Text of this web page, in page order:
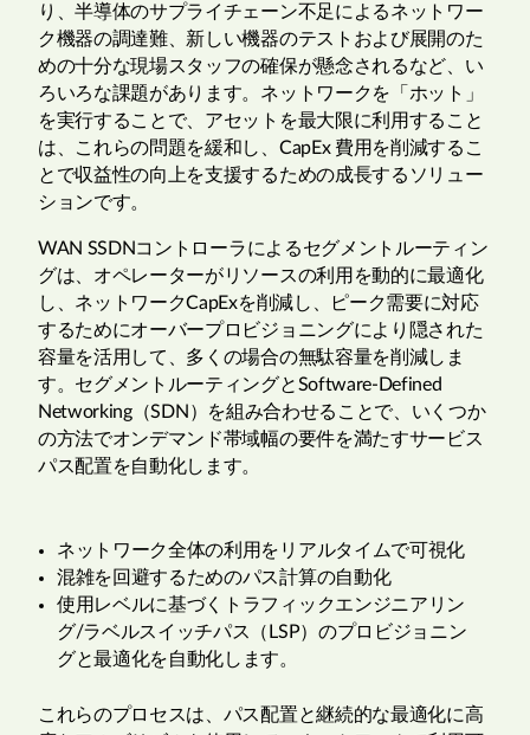
り、半導体のサプライチェーン不足によるネットワー
ク機器の調達難、新しい機器のテストおよび展開のた
めの十分な現場スタッフの確保が懸念されるなど、い
ろいろな課題があります。ネットワークを「ホット」
を実行することで、アセットを最大限に利用すること
は、これらの問題を緩和し、CapEx 費用を削減するこ
とで収益性の向上を支援するための成長するソリュー
ションです。
WAN SSDNコントローラによるセグメントルーティン
グは、オペレーターがリソースの利用を動的に最適化
し、ネットワークCapExを削減し、ピーク需要に対応
するためにオーバープロビジョニングにより隠された
容量を活用して、多くの場合の無駄容量を削減しま
す。セグメントルーティングとSoftware-Defined
Networking（SDN）を組み合わせることで、いくつか
の方法でオンデマンド帯域幅の要件を満たすサービス
パス配置を自動化します。
ネットワーク全体の利用をリアルタイムで可視化
混雑を回避するためのパス計算の自動化
使用レベルに基づくトラフィックエンジニアリン
グ/ラベルスイッチパス（LSP）のプロビジョニン
グと最適化を自動化します。
これらのプロセスは、パス配置と継続的な最適化に高